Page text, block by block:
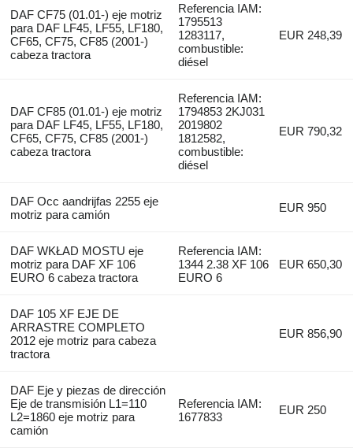
DAF CF75 (01.01-) eje motriz
para DAF LF45, LF55, LF180,
CF65, CF75, CF85 (2001-)
cabeza tractora
Referencia IAM:
1795513
1283117,
combustible:
diésel
EUR 248,39
DAF CF85 (01.01-) eje motriz
para DAF LF45, LF55, LF180,
CF65, CF75, CF85 (2001-)
cabeza tractora
Referencia IAM:
1794853 2KJ031
2019802
1812582,
combustible:
diésel
EUR 790,32
DAF Occ aandrijfas 2255 eje
motriz para camión
EUR 950
DAF WKŁAD MOSTU eje
motriz para DAF XF 106
EURO 6 cabeza tractora
Referencia IAM:
1344 2.38 XF 106
EURO 6
EUR 650,30
DAF 105 XF EJE DE
ARRASTRE COMPLETO
2012 eje motriz para cabeza
tractora
EUR 856,90
DAF Eje y piezas de dirección
Eje de transmisión L1=110
L2=1860 eje motriz para
camión
Referencia IAM:
1677833
EUR 250